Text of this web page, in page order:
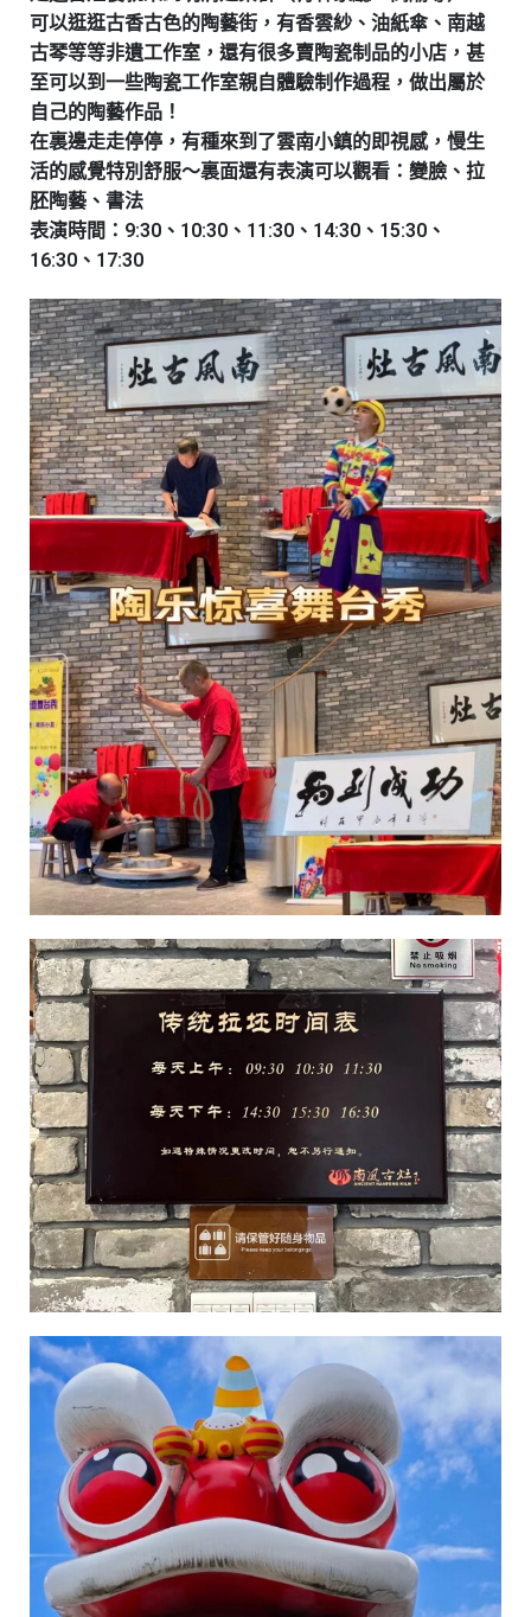
可以逛逛古香古色的陶藝街，有香雲紗、油紙傘、南越
古琴等等非遺工作室，還有很多賣陶瓷制品的小店，甚
至可以到一些陶瓷工作室親自體驗制作過程，做出屬於
自己的陶藝作品！
在裏邊走走停停，有種來到了雲南小鎮的即視感，慢生
活的感覺特別舒服～裏面還有表演可以觀看： 變臉、拉
胚陶藝、書法
表演時間：9:30、10:30、11:30、14:30、15:30、
16:30、17:30